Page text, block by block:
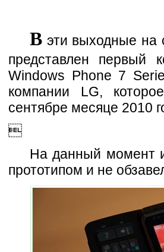
В эти выходные на
представлен первый
Windows Phone 7
компании LG,
сентябре месяце 2010

На данный момент
прототипом и не